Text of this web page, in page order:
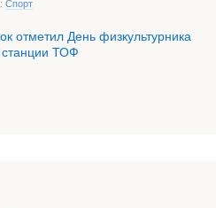
Спорт
отметил День физкультурника
станции ТОФ